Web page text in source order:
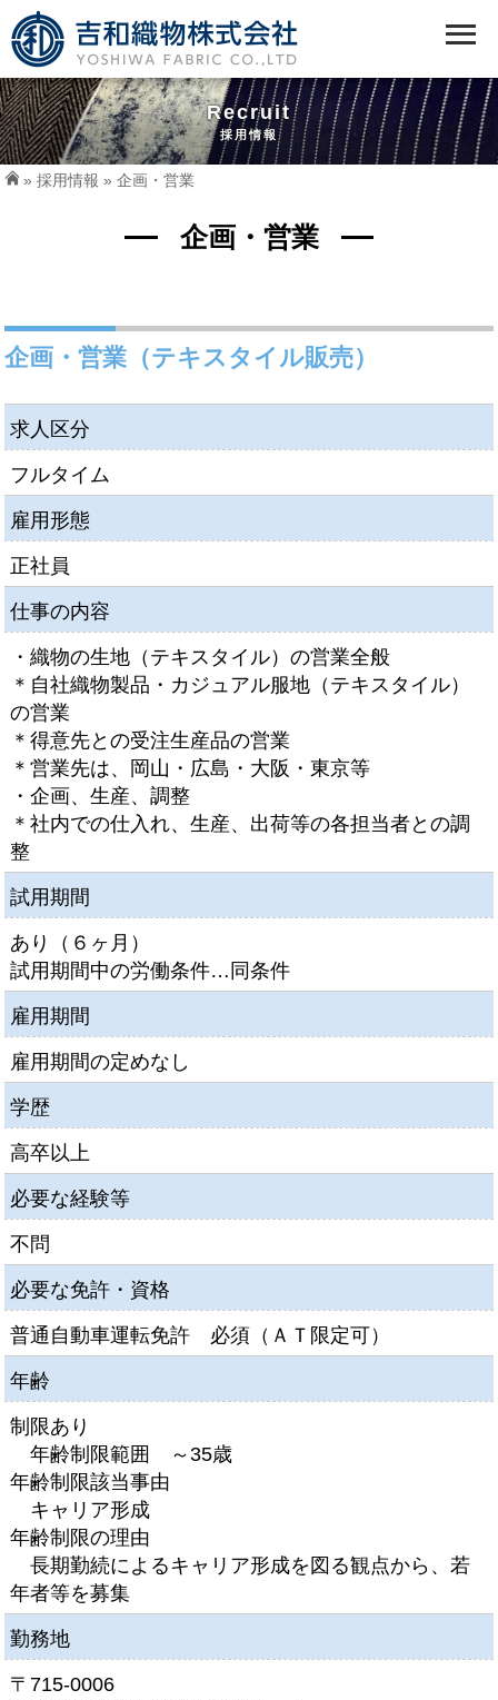
Recruit
採用情報
»採用情報 » 企画・営業
企画・営業
企画・営業（テキスタイル販売）
求人区分
フルタイム
雇用形態
正社員
仕事の内容
・織物の生地（テキスタイル）の営業全般
＊自社織物製品・カジュアル服地（テキスタイル）
の営業
＊得意先との受注生産品の営業
＊営業先は、岡山・広島・大阪・東京等
・企画、生産、調整
＊社内での仕入れ、生産、出荷等の各担当者との調
整
試用期間
あり（６ヶ月）
試用期間中の労働条件…同条件
雇用期間
雇用期間の定めなし
学歴
高卒以上
必要な経験等
不問
必要な免許・資格
普通自動車運転免許 必須（ＡＴ限定可）
年齢
制限あり
年齢制限範囲 ～35歳
年齢制限該当事由
キャリア形成
年齢制限の理由
長期勤続によるキャリア形成を図る観点から、若
年者等を募集
勤務地
〒715-0006